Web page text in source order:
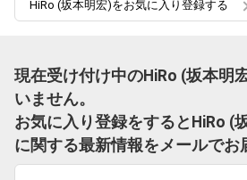
HiRo (坂本明宏)をお気に入り登録する
現在受け付け中のHiRo (坂本明
いません。
お気に入り登録をするとHiRo (
に関する最新情報をメールでお